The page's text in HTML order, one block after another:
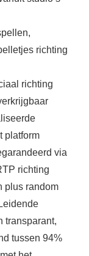
richting
richting
platform
via
richting
plus random
transparant,
tussen 94%